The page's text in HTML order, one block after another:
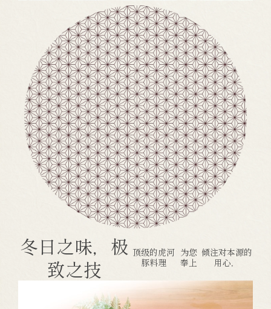
冬日之味，极
致之技
顶级的虎河
豚料理
为您
奉上
倾注对本源的
用心，